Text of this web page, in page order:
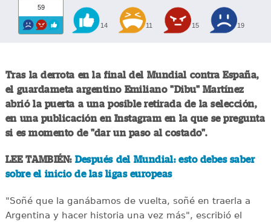
59
14 11 15 19
Tras la derrota en la final del Mundial contra España,
el guardameta argentino Emiliano "Dibu" Martínez
abrió la puerta a una posible retirada de la selección,
en una publicación en Instagram en la que se pregunta
si es momento de "dar un paso al costado".
LEE TAMBIÉN: Después del Mundial: esto debes saber
sobre el inicio de las ligas europeas
"Soñé que la ganábamos de vuelta, soñé en traerla a
Argentina y hacer historia una vez más", escribió el